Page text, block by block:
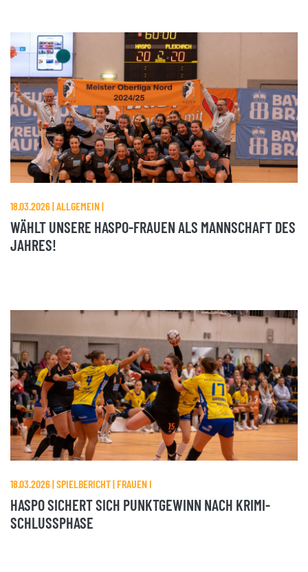
18.03.2026 | ALLGEMEIN |
WÄHLT UNSERE HASPO-FRAUEN ALS MANNSCHAFT DES
JAHRES!
18.03.2026 | SPIELBERICHT | FRAUEN I
HASPO SICHERT SICH PUNKTGEWINN NACH KRIMI-
SCHLUSSPHASE